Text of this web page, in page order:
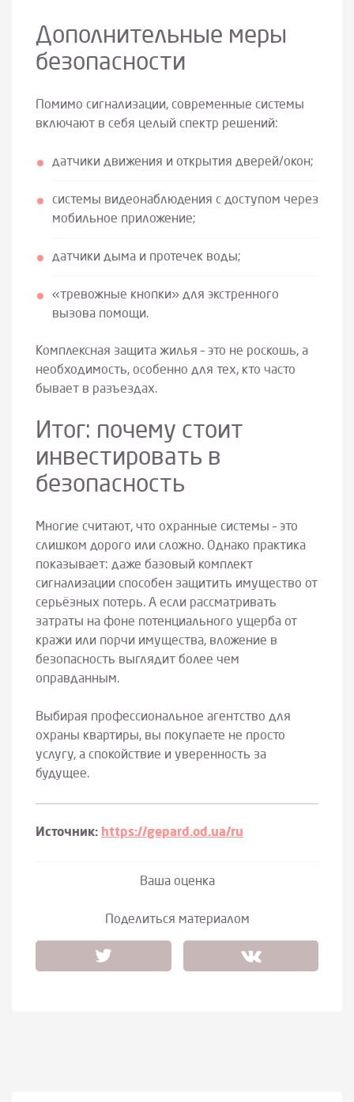
Дополнительные меры
безопасности
Помимо сигнализации, современные системы
включают в себя целый спектр решений:
датчики движения и открытия дверей/окон;
системы видеонаблюдения с доступом через
мобильное приложение;
датчики дыма и протечек воды;
«тревожные кнопки» для экстренного
вызова помощи.
Комплексная защита жилья – это не роскошь, а
необходимость, особенно для тех, кто часто
бывает в разъездах.
Итог: почему стоит
инвестировать в
безопасность
Многие считают, что охранные системы – это
слишком дорого или сложно. Однако практика
показывает: даже базовый комплект
сигнализации способен защитить имущество от
серьёзных потерь. А если рассматривать
затраты на фоне потенциального ущерба от
кражи или порчи имущества, вложение в
безопасность выглядит более чем
оправданным.
Выбирая профессиональное агентство для
охраны квартиры, вы покупаете не просто
услугу, а спокойствие и уверенность за
будущее.
Источник: https://gepard.od.ua/ru
Ваша оценка
Поделиться материалом